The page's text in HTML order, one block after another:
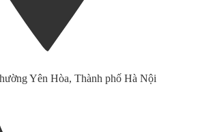
Yên Hòa, Thành phố Hà Nội